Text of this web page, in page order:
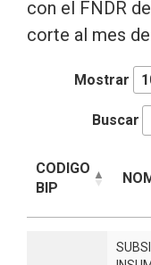
con el FNDR
corte al mes
Mostrar
Buscar
CODIGO
BIP